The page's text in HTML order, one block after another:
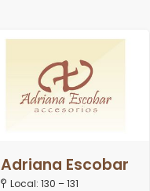
Adriana Escobar
Local: 130 – 131